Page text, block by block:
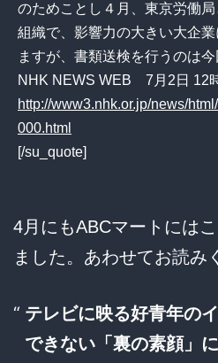
のためことし４月、東京労働
組織で、影響力の大きい大企
ますが、書類送検を行うのは今
NHK NEWS WEB 7月2日 12
http://www3.nhk.or.jp/news/
000.html
[/su_quote]
4月にもABCマートには
ました。あわせてお読み
テレビに映る好青年の
できない「裏の素顔」